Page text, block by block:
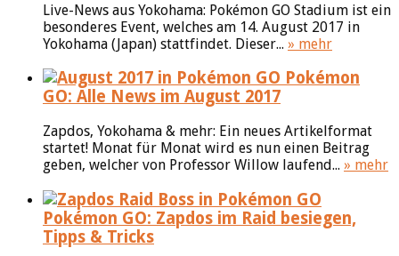
Live-News aus Yokohama: Pokémon GO Stadium ist ein
besonderes Event, welches am 14. August 2017 in
Yokohama (Japan) stattfindet. Dieser... » mehr
Pokémon
GO: Alle News im August 2017
Zapdos, Yokohama & mehr: Ein neues Artikelformat
startet! Monat für Monat wird es nun einen Beitrag
geben, welcher von Professor Willow laufend... » mehr
Pokémon GO: Zapdos im Raid besiegen,
Tipps & Tricks